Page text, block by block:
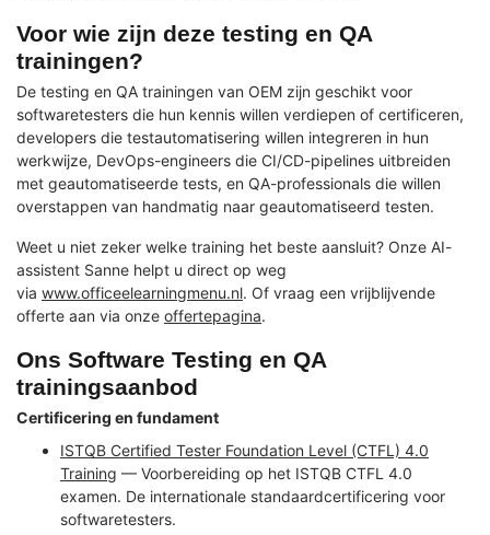
Voor wie zijn deze testing en QA
trainingen?
De testing en QA trainingen van OEM zijn geschikt voor
softwaretesters die hun kennis willen verdiepen of certificeren,
developers die testautomatisering willen integreren in hun
werkwijze, DevOps-engineers die CI/CD-pipelines uitbreiden
met geautomatiseerde tests, en QA-professionals die willen
overstappen van handmatig naar geautomatiseerd testen.
Weet u niet zeker welke training het beste aansluit? Onze AI-
assistent Sanne helpt u direct op weg
via www.officeelearningmenu.nl. Of vraag een vrijblijvende
offerte aan via onze offertepagina.
Ons Software Testing en QA
trainingsaanbod
Certificering en fundament
ISTQB Certified Tester Foundation Level (CTFL) 4.0
Training — Voorbereiding op het ISTQB CTFL 4.0
examen. De internationale standaardcertificering voor
softwaretesters.